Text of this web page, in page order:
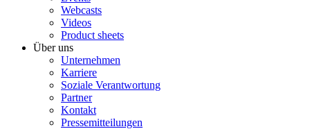
Webcasts
Videos
Product sheets
Über uns
Unternehmen
Karriere
Soziale Verantwortung
Partner
Kontakt
Pressemitteilungen